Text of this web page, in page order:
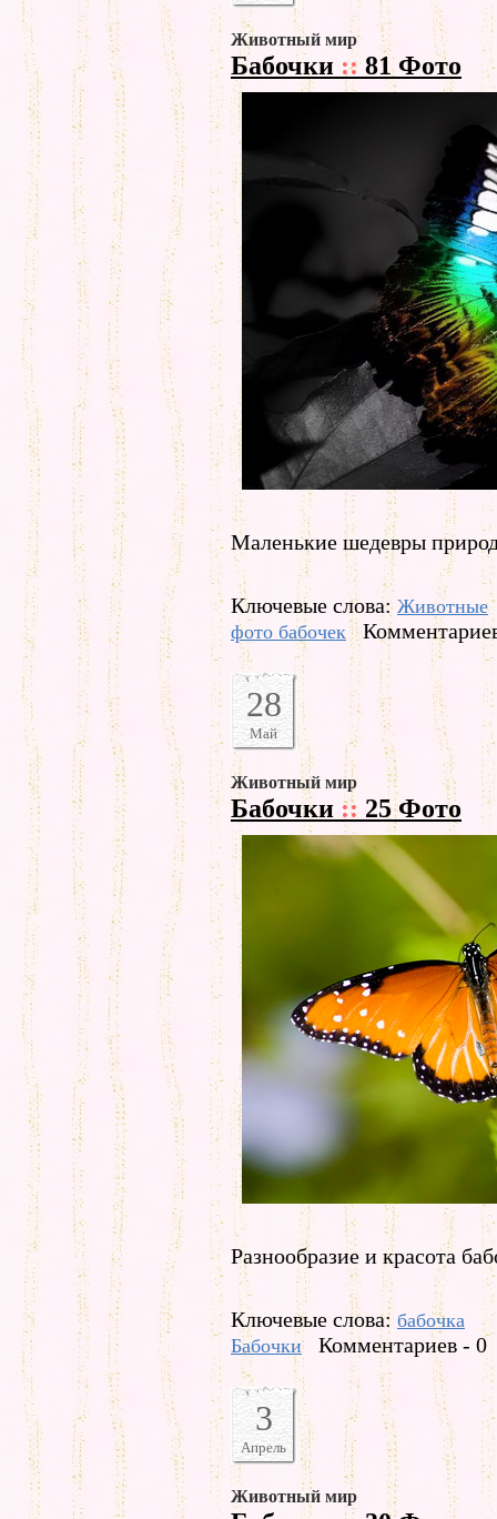
Животный мир
Бабочки ::81 Фото
Маленькие шедевры
Ключевые слова: Животные
фото бабочек
28
Май
Животный мир
Бабочки :: 25 Фото
Разнообразие и красота
Ключевые слова: бабочка
Бабочки
Комментариев - 0
3
Апрель
Животный мир